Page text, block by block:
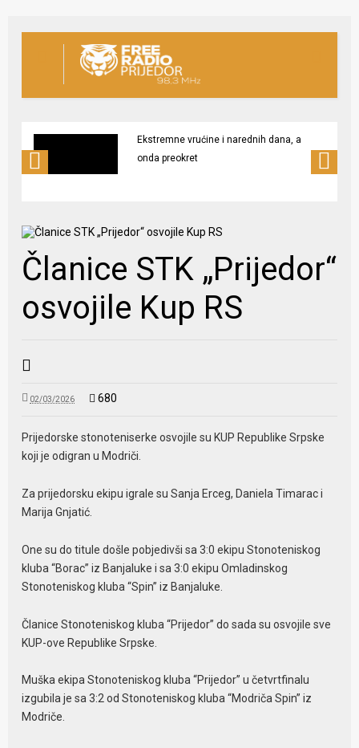
Ekstremne vrućine i narednih dana, a
onda preokret
Članice STK „Prijedor“
osvojile Kup RS
02/03/2026 680
Prijedorske stonoteniserke osvojile su KUP Republike Srpske
koji je odigran u Modriči.
Za prijedorsku ekipu igrale su Sanja Erceg, Daniela Timarac i
Marija Gnjatić.
One su do titule došle pobjedivši sa 3:0 ekipu Stonoteniskog
kluba “Borac” iz Banjaluke i sa 3:0 ekipu Omladinskog
Stonoteniskog kluba “Spin” iz Banjaluke.
Članice Stonoteniskog kluba “Prijedor” do sada su osvojile sve
KUP-ove Republike Srpske.
Muška ekipa Stonoteniskog kluba “Prijedor” u četvrtfinalu
izgubila je sa 3:2 od Stonoteniskog kluba “Modriča Spin” iz
Modriče.